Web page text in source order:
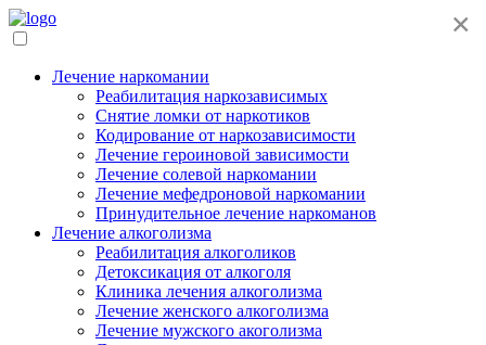
Лечение наркомании
Реабилитация наркозависимых
Снятие ломки от наркотиков
Кодирование от наркозависимости
Лечение героиновой зависимости
Лечение солевой наркомании
Лечение мефедроновой наркомании
Принудительное лечение наркоманов
Лечение алкоголизма
Реабилитация алкоголиков
Детоксикация от алкоголя
Клиника лечения алкоголизма
Лечение женского алкоголизма
Лечение мужского акоголизма
×